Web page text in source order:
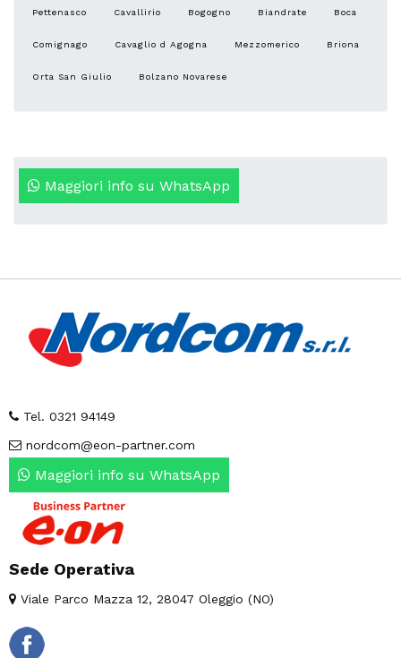
Pettenasco Cavallirio Bogogno Biandrate Boca
Comignago Cavaglio d Agogna Mezzomerico Briona
Orta San Giulio Bolzano Novarese
Maggiori info su WhatsApp
Tel. 0321 94149
nordcom@eon-partner.com
Maggiori info su WhatsApp
Sede Operativa
Viale Parco Mazza 12, 28047 Oleggio (NO)